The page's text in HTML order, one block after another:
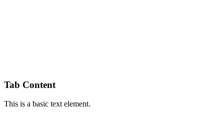
Tab Content
This is a basic text element.